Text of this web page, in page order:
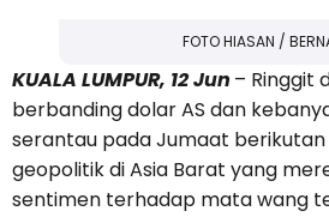
FOTO HIASAN /
KUALA LUMPUR, 12 Jun – Ringgit
berbanding dolar AS dan
serantau pada Jumaat
geopolitik di Asia Barat yang
sentimen terhadap mata wang